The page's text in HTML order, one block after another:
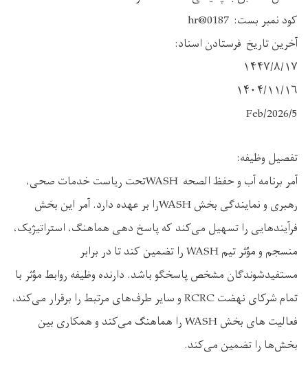
کود نمبر بست: hr@0187
آخرین تاریخ فرستادن اسناد:
١۴۴۷/۸/۱۷
۱۴۰۴/۱۱/۱۶
2026/5/Feb
تفصیل وظیفه:
آمر برنامه آب و حفظ الصحه WASHتحت ریاست خدمات صحی،
رهبری و نمایندگی بخش WASHرا بر عهده دارد. آمر این بخش
فرآیندهایی را تسهیل می‌کند که پاسخ دهی هماهنگ، استراتیژیک،
منسجم و مؤثر تیم WASH را تضمین کند تا در برابر
مستفیدشوندگان مشخص پاسخگو باشد. دارنده وظیفه روابط مؤثر با
تمام شرکای نهضت RCRC و سایر طرف‌های مرتبط را برقرار می‌کند،
فعالیت های بخش WASH را هماهنگ می‌کند و همکاری بین
بخش‌ها را تضمین می‌کند.